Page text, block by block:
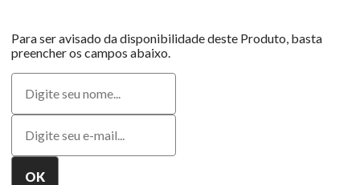
Para ser avisado da disponibilidade deste Produto, basta
preencher os campos abaixo.